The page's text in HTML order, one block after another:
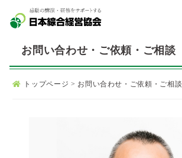
お問い合わせ・ご依頼・ご相談
トップページ > お問い合わせ・ご依頼・ご相談